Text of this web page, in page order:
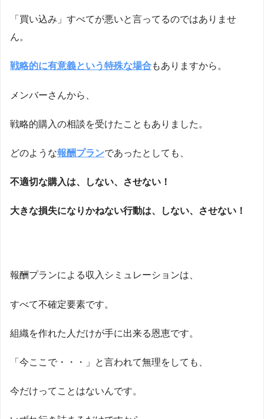
「買い込み」すべてが悪いと言ってるのではありませ
ん。
戦略的に有意義という特殊な場合もありますから。
メンバーさんから、
戦略的購入の相談を受けたこともありました。
どのような報酬プランであったとしても、
不適切な購入は、しない、させない！
大きな損失になりかねない行動は、しない、させない！
報酬プランによる収入シミュレーションは、
すべて不確定要素です。
組織を作れた人だけが手に出来る恩恵です。
「今ここで・・・」と言われて無理をしても、
今だけってことはないんです。